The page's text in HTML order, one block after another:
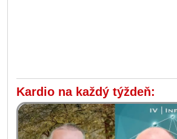
Kardio na každý týždeň: